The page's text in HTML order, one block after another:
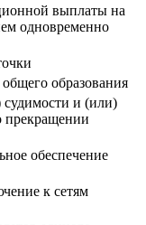
выплаты на
одновременно
образования
судимости и (или)
прекращении
обеспечение
к сетям